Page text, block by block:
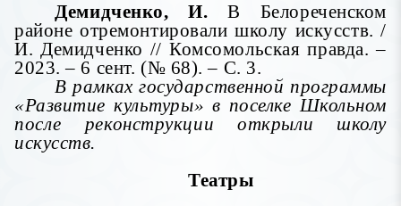
Демидченко, И.В Белореченском
районе отремонтировали школу искусств. /
И. Демидченко // Комсомольская правда. –
2023. – 6 сент. (№ 68). – С. 3.
В рамках государственной программы
«Развитие культуры» в поселке Школьном
после реконструкции открыли школу
искусств.
Театры